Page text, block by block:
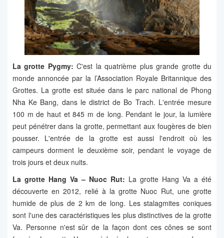
La grotte Pygmy: C'est la quatrième plus grande grotte du
monde annoncée par la l’Association Royale Britannique des
Grottes. La grotte est située dans le parc national de Phong
Nha Ke Bang, dans le district de Bo Trach. L'entrée mesure
100 m de haut et 845 m de long. Pendant le jour, la lumière
peut pénétrer dans la grotte, permettant aux fougères de bien
pousser. L'entrée de la grotte est aussi l'endroit où les
campeurs dorment le deuxième soir, pendant le voyage de
trois jours et deux nuits.
La grotte Hang Va – Nuoc Rut: La grotte Hang Va a été
découverte en 2012, relié à la grotte Nuoc Rut, une grotte
humide de plus de 2 km de long. Les stalagmites coniques
sont l'une des caractéristiques les plus distinctives de la grotte
Va. Personne n'est sûr de la façon dont ces cônes se sont